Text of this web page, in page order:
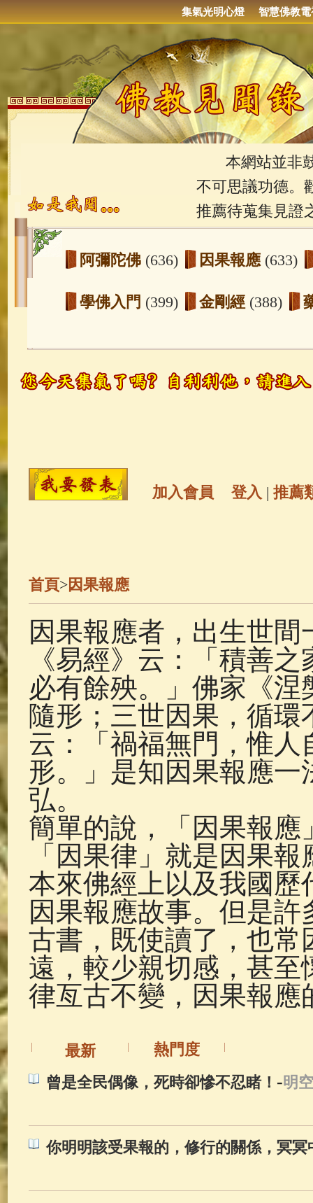
集氣光明心燈 智慧佛教電
本網站並非鼓
不可思議功德。
推薦待蒐集見證
阿彌陀佛 (636) 因果報應 (633)
學佛入門 (399) 金剛經 (388)
玉曆寶鈔(236) 地藏經(225)
觀世音菩薩 (146) 聖救度佛母(
金山活佛
善財童子五十三參
佛典故事(37) 佛說療痔(腫瘤)
加入會員 登入 | 推薦
首頁>因果報應
因果報應者，出生世
《易經》云：「積善
必有餘殃。」佛家《
隨形；三世因果，循
云：「禍福無門，惟
形。」是知因果報應
弘。
簡單的說，「因果報
「因果律」就是因果
本來佛經上以及我國
因果報應故事。但是
古書，既使讀了，也
遠，較少親切感，甚
律亙古不變，因果報
最新
熱門度
曾是全民偶像，死時卻慘不忍睹！ -明空
你明明該受果報的，修行的關係，冥冥